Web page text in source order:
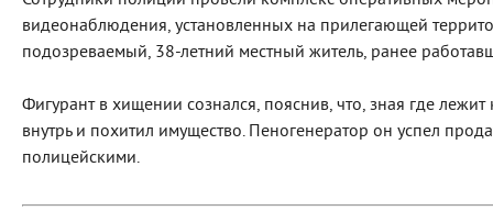
видеонаблюдения, установленных на прилегающей
подозреваемый, 38-летний местный житель, ранее
Фигурант в хищении сознался, пояснив, что, зная где
внутрь и похитил имущество. Пеногенератор он успел
полицейскими.